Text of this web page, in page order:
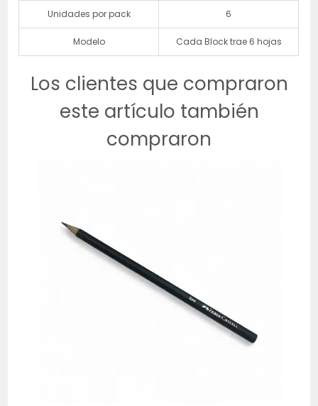
Unidades por pack 6
Modelo Cada Block trae 6 hojas
Los clientes que compraron
este artículo también
compraron